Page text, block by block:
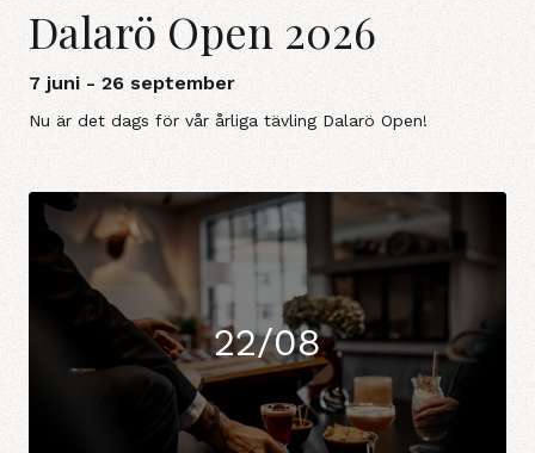
Dalarö Open 2026
7 juni - 26 september
Nu är det dags för vår årliga tävling Dalarö Open!
22/08